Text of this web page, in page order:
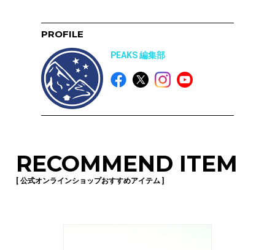
PROFILE
PEAKS 編集部
RECOMMEND ITEM
[ 公式オンラインショップおすすめアイテム ]